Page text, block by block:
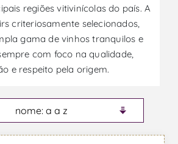
regiões vitivinícolas do país. A
criteriosamente selecionados,
gama de vinhos tranquilos e
com foco na qualidade,
e respeito pela origem.